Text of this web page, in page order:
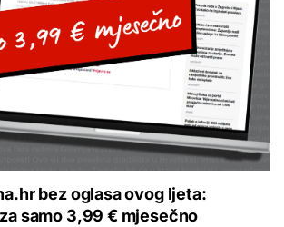
bez oglasa ovog ljeta:
samo 3,99 € mjesečno